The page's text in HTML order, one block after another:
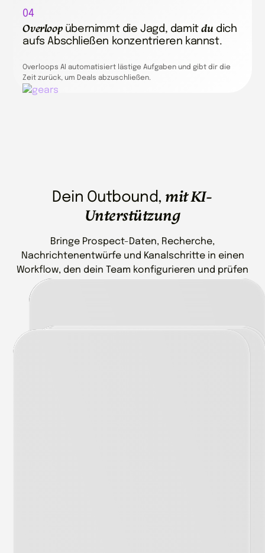
04
Overloopübernimmt die Jagd, damitdu dich
aufs Abschließen konzentrieren kannst.
Overloops AI automatisiert lästige Aufgaben und gibt dir die
Zeit zurück, um Deals abzuschließen.
Dein Outbound, mit KI-
Unterstützung
Bringe Prospect-Daten, Recherche,
Nachrichtenentwürfe und Kanalschritte in einen
Workflow, den dein Team konfigurieren und prüfen